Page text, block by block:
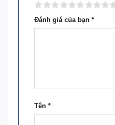
Đánh giá của bạn *
Tên *